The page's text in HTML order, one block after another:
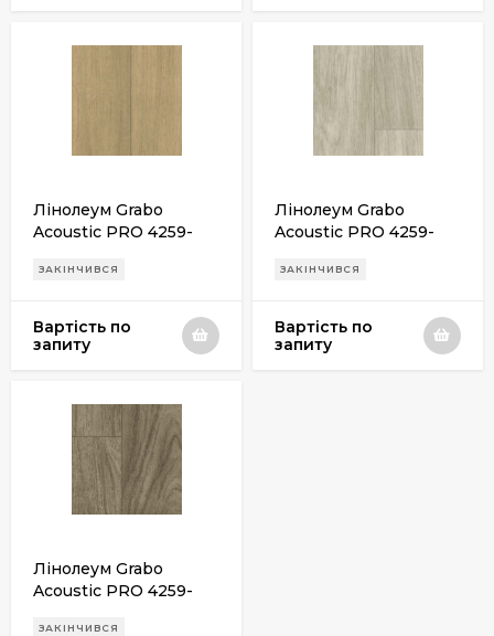
Лінолеум Grabo
Acoustic PRO 4259-
ЗАКІНЧИВСЯ
Вартість по
запиту
Лінолеум Grabo
Acoustic PRO 4259-
ЗАКІНЧИВСЯ
Вартість по
запиту
Лінолеум Grabo
Acoustic PRO 4259-
ЗАКІНЧИВСЯ